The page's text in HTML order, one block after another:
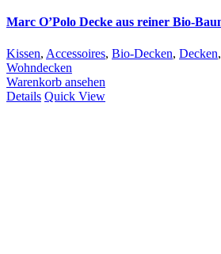
Marc O’Polo Decke aus reiner Bio-
Kissen, Accessoires, Bio-Decken, Decken,
Wohndecken
Warenkorb ansehen
Details Quick View